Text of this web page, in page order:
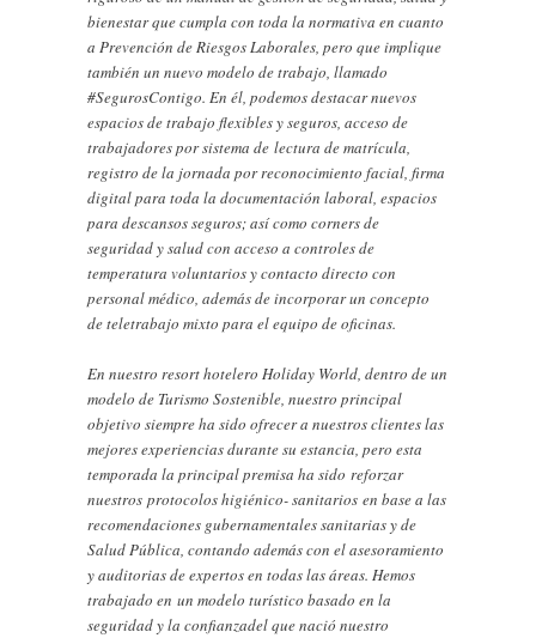
bienestar que cumpla con toda la normativa en cuanto
a Prevención de Riesgos Laborales, pero que implique
también un nuevo modelo de trabajo, llamado
#SegurosContigo. En él, podemos destacar nuevos
espacios de trabajo flexibles y seguros, acceso de
trabajadores por sistema de lectura de matrícula,
registro de la jornada por reconocimiento facial, firma
digital para toda la documentación laboral, espacios
para descansos seguros; así como corners de
seguridad y salud con acceso a controles de
temperatura voluntarios y contacto directo con
personal médico, además de incorporar un concepto
de teletrabajo mixto para el equipo de oficinas.
En nuestro resort hotelero Holiday World, dentro de un
modelo de Turismo Sostenible, nuestro principal
objetivo siempre ha sido ofrecer a nuestros clientes las
mejores experiencias durante su estancia, pero esta
temporada la principal premisa ha sido reforzar
nuestros protocolos higiénico- sanitarios en base a las
recomendaciones gubernamentales sanitarias y de
Salud Pública, contando además con el asesoramiento
y auditorias de expertos en todas las áreas. Hemos
trabajado en un modelo turístico basado en la
seguridad y la confianzadel que nació nuestro